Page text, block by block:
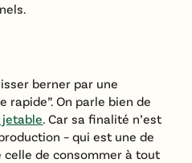
berner par une
rapide”. On parle bien de
jetable. Car sa finalité n’est
– qui est une de
de consommer à tout